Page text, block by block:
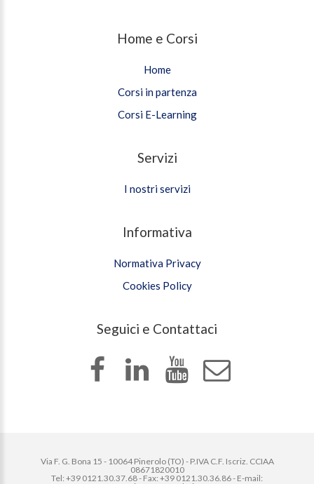
Home e Corsi
Home
Corsi in partenza
Corsi E-Learning
Servizi
I nostri servizi
Informativa
Normativa Privacy
Cookies Policy
Seguici e Contattaci
Via F. G. Bona 15 - 10064 Pinerolo (TO) - P.IVA C.F. Iscriz. CCIAA
08671820010
Tel: +39 0121.30.37.68 - Fax: +39 0121.30.36.86 - E-mail: